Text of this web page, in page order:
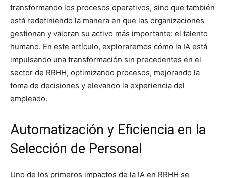
transformando los procesos operativos, sino que también
está redefiniendo la manera en que las organizaciones
gestionan y valoran su activo más importante: el talento
humano. En este artículo, exploraremos cómo la IA está
impulsando una transformación sin precedentes en el
sector de RRHH, optimizando procesos, mejorando la
toma de decisiones y elevando la experiencia del
empleado.
Automatización y Eficiencia en la
Selección de Personal
Uno de los primeros impactos de la IA en RRHH se